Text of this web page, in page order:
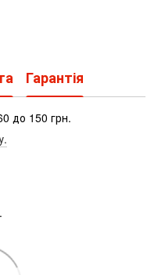
Гарантія
до 150 грн.